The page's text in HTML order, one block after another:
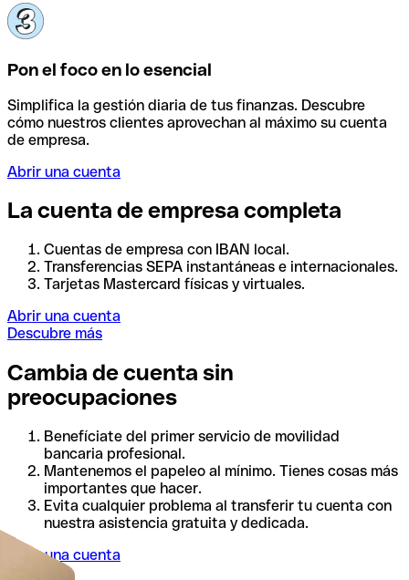
Pon el foco en lo esencial
Simplifica la gestión diaria de tus finanzas. Descubre
cómo nuestros clientes aprovechan al máximo su cuenta
de empresa.
Abrir una cuenta
La cuenta de empresa completa
Cuentas de empresa con IBAN local.
Transferencias SEPA instantáneas e internacionales.
Tarjetas Mastercard físicas y virtuales.
Abrir una cuenta
Descubre más
Cambia de cuenta sin
preocupaciones
Benefíciate del primer servicio de movilidad
bancaria profesional.
Mantenemos el papeleo al mínimo. Tienes cosas más
importantes que hacer.
Evita cualquier problema al transferir tu cuenta con
nuestra asistencia gratuita y dedicada.
Abrir una cuenta